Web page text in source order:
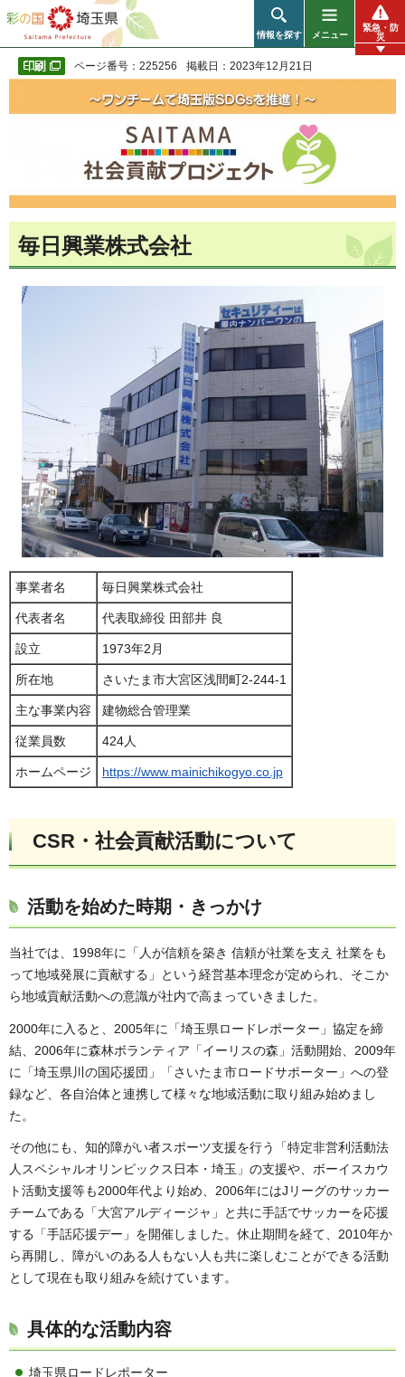
彩の国 埼玉県
情報を探す メニュー
緊急・防
災
ページ番号：225256 掲載日：2023年12月21日
毎日興業株式会社
事業者名 毎日興業株式会社
代表者名 代表取締役 田部井 良
設立 1973年2月
所在地 さいたま市大宮区浅間町2-244-1
主な事業内容 建物総合管理業
従業員数 424人
ホームページ https://www.mainichikogyo.co.jp
CSR・社会貢献活動について
活動を始めた時期・きっかけ
当社では、1998年に「人が信頼を築き 信頼が社業を支え 社業をも
って地域発展に貢献する」という経営基本理念が定められ、そこか
ら地域貢献活動への意識が社内で高まっていきました。
2000年に入ると、2005年に「埼玉県ロードレポーター」協定を締
結、2006年に森林ボランティア「イーリスの森」活動開始、2009年
に「埼玉県川の国応援団」「さいたま市ロードサポーター」への登
録など、各自治体と連携して様々な地域活動に取り組み始めまし
た。
その他にも、知的障がい者スポーツ支援を行う「特定非営利活動法
人スペシャルオリンピックス日本・埼玉」の支援や、ボーイスカウ
ト活動支援等も2000年代より始め、2006年にはJリーグのサッカー
チームである「大宮アルディージャ」と共に手話でサッカーを応援
する「手話応援デー」を開催しました。休止期間を経て、2010年か
ら再開し、障がいのある人もない人も共に楽しむことができる活動
として現在も取り組みを続けています。
具体的な活動内容
埼玉県ロードレポーター